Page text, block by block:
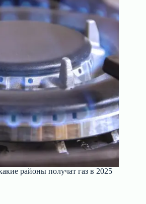
районы получат газ в 2025